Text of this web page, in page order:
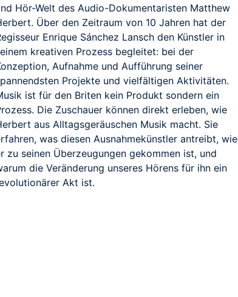
Hör-Welt des Audio-Dokumentaristen Matthew
Über den Zeitraum von 10 Jahren hat der
Enrique Sánchez Lansch den Künstler in
kreativen Prozess begleitet: bei der
Aufnahme und Aufführung seiner
Projekte und vielfältigen Aktivitäten.
ist für den Briten kein Produkt sondern ein
Die Zuschauer können direkt erleben, wie
aus Alltagsgeräuschen Musik macht. Sie
was diesen Ausnahmekünstler antreibt, wie
zu seinen Überzeugungen gekommen ist, und
die Veränderung unseres Hörens für ihn ein
Akt ist.